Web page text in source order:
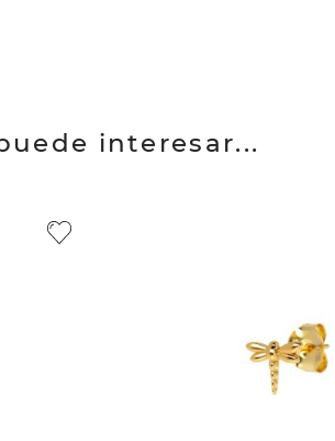
interesar...